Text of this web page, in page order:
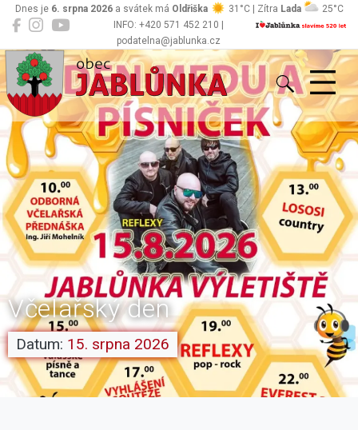
INFO: +420 571 452 210 |
podatelna@jablunka.cz
Dnes je 6. srpna 2026a svátek má Oldřiška 31°C | Zítra Lada 25°C
Jablůnka
Včelařský den
Datum: 15. srpna 2026